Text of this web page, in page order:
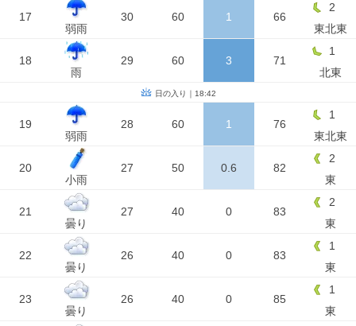
17
弱雨
30 60 1 66
2
東北東
18
雨
29 60 3 71
1
北東
日の入り｜18:42
19
弱雨
28 60 1 76
1
東北東
20
小雨
27 50 0.6 82
2
東
21
曇り
27 40 0 83
2
東
22
曇り
26 40 0 83
1
東
23
曇り
26 40 0 85
1
東